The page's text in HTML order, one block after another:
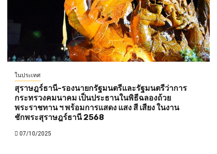
ในประเทศ
สุราษฎร์ธานี-รองนายกรัฐมนตรีและรัฐมนตรีว่าการ
กระทรวงคมนาคม เป็นประธานในพิธีฉลองถ้วย
พระราชทาน ฯ พร้อมการแสดง แสง สี เสียง ในงาน
ชักพระสุราษฎร์ธานี 2568
07/10/2025